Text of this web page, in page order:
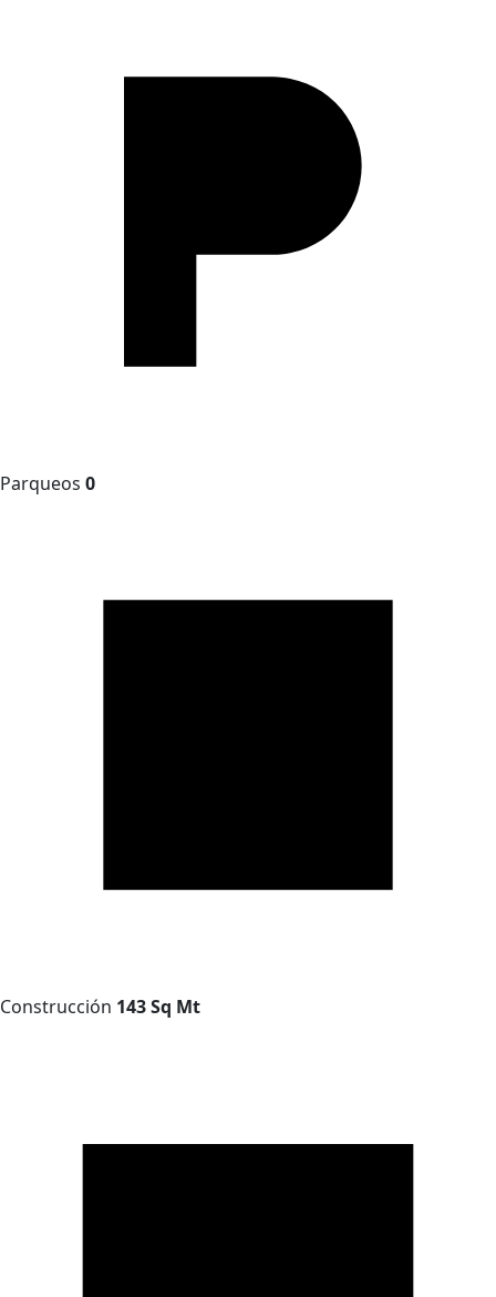
Parqueos 0
Construcción 143 Sq Mt